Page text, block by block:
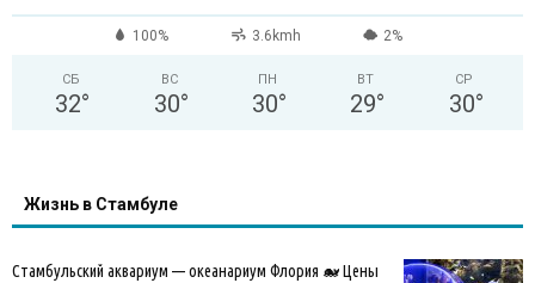
100% 3.6kmh 2%
СБ
32°
ВС
30°
ПН
30°
ВТ
29°
СР
30°
Жизнь в Стамбуле
Стамбульский аквариум — океанариум Флория 🐋 Цены